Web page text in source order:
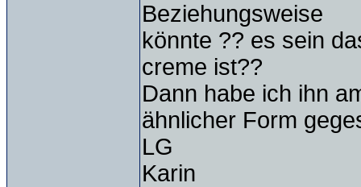
Beziehungsweise
könnte ?? es sein
creme ist??
Dann habe ich ihn
ähnlicher Form
LG
Karin